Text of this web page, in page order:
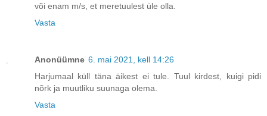
või enam m/s, et meretuulest üle olla.
Vasta
Anonüümne 6. mai 2021, kell 14:26
Harjumaal küll täna äikest ei tule. Tuul kirdest, kuigi pidi
nõrk ja muutliku suunaga olema.
Vasta